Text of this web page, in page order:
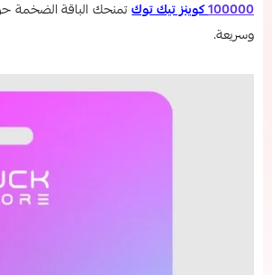
100000كوينز تيك توكتمنحك الباقة الضخمة
وسريعة.